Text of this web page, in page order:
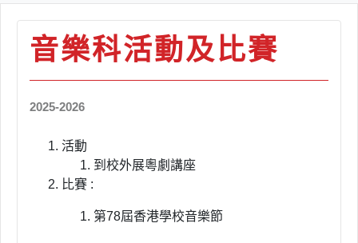
音樂科活動及比賽
2025-2026
活動
到校外展粵劇講座
比賽 :
第78屆香港學校音樂節